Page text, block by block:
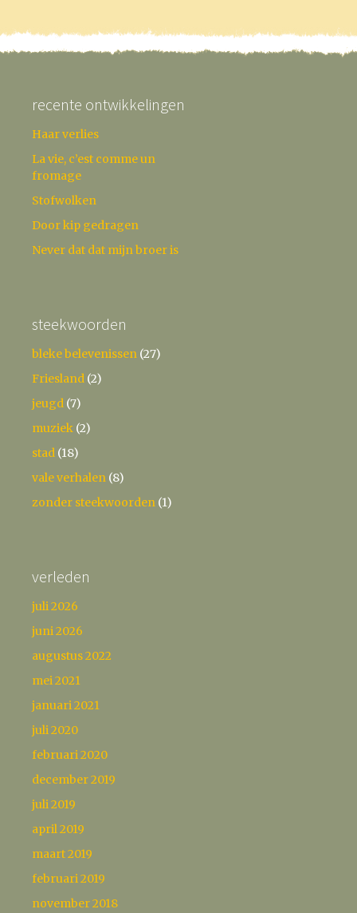
recente ontwikkelingen
Haar verlies
La vie, c’est comme un
fromage
Stofwolken
Door kip gedragen
Never dat dat mijn broer is
steekwoorden
bleke belevenissen (27)
Friesland (2)
jeugd (7)
muziek (2)
stad (18)
vale verhalen (8)
zonder steekwoorden (1)
verleden
juli 2026
juni 2026
augustus 2022
mei 2021
januari 2021
juli 2020
februari 2020
december 2019
juli 2019
april 2019
maart 2019
februari 2019
november 2018